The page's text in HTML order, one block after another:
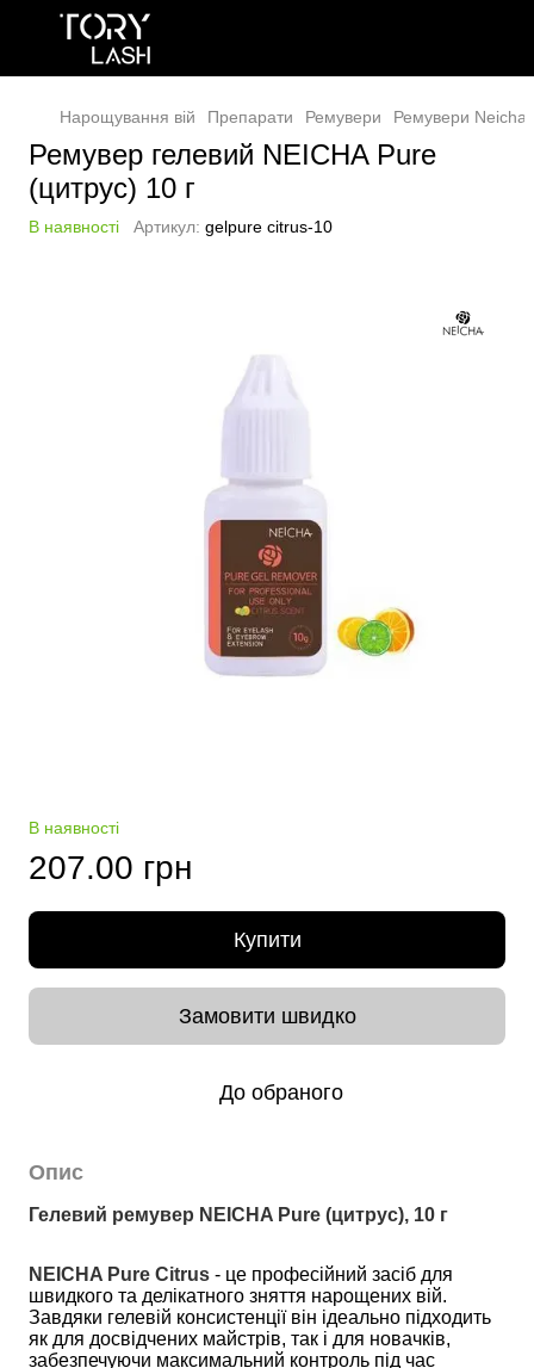
Нарощування вій Препарати Ремувери Ремувери Neicha
Ремувер гелевий NEICHA Pure
(цитрус) 10 г
В наявності Артикул: gelpure citrus-10
В наявності
207.00 грн
Купити
Замовити швидко
До обраного
Опис
Гелевий ремувер NEICHA Pure (цитрус), 10 г
NEICHA Pure Citrus - це професійний засіб для
швидкого та делікатного зняття нарощених вій.
Завдяки гелевій консистенції він ідеально підходить
як для досвідчених майстрів, так і для новачків,
забезпечуючи максимальний контроль під час